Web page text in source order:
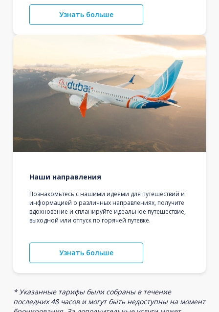
Узнать больше
Наши направления
Познакомьтесь с нашими идеями для путешествий и
информацией о различных направлениях, получите
вдохновение и спланируйте идеальное путешествие,
выходной или отпуск по горячей путевке.
Узнать больше
* Указанные тарифы были собраны в течение
последних 48 часов и могут быть недоступны на момент